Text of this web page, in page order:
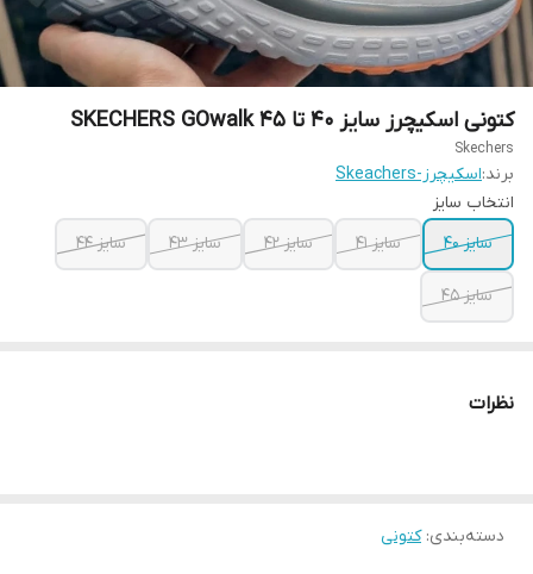
کتونی اسکیچرز سایز ۴۰ تا ۴۵ SKECHERS GOwalk
Skechers
برند:اسکیچرز-Skeachers
انتخاب سایز
سایز ۴۰
سایز ۴۱ سایز ۴۲ سایز ۴۳ سایز ۴۴
سایز ۴۵
نظرات
دسته‌بندی:کتونی